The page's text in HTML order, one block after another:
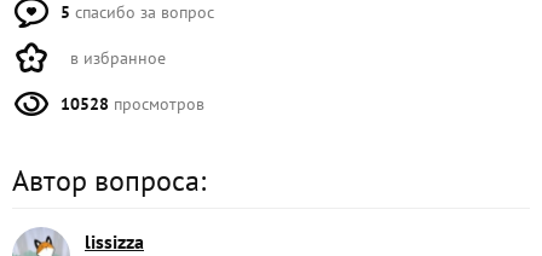
5 спасибо за вопрос
в избранное
10528 просмотров
Автор вопроса:
lissizza